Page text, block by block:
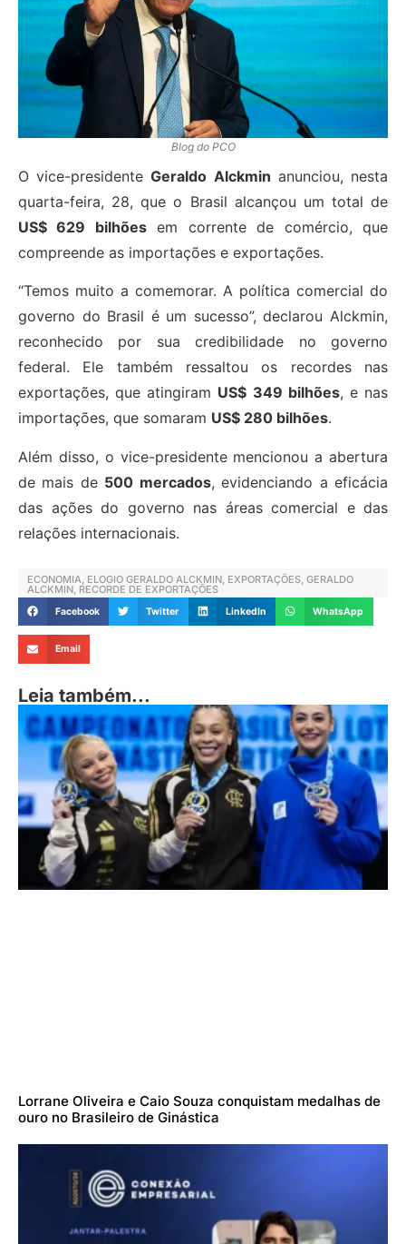
Blog do PCO
O vice-presidenteGeraldo Alckmin anunciou, nesta
quarta-feira, 28, que o Brasil alcançou um total de
US$ 629 bilhõesem corrente de comércio, que
compreende as importações e exportações.
“Temos muito a comemorar. A política comercial do
governo do Brasil é um sucesso”, declarou Alckmin,
reconhecido por sua credibilidade no governo
federal. Ele também ressaltou os recordes nas
exportações, que atingiram US$ 349 bilhões, e nas
importações, que somaram US$ 280 bilhões.
Além disso, o vice-presidente mencionou a abertura
de mais de 500 mercados, evidenciando a eficácia
das ações do governo nas áreas comercial e das
relações internacionais.
ECONOMIA ELOGIO GERALDO ALCKMIN EXPORTAÇÕES GERALDO
ALCKMIN RECORDE DE EXPORTAÇÕES
Facebook Twitter LinkedIn WhatsApp
Email
Leia também...
Lorrane Oliveira e Caio Souza conquistam medalhas de
ouro no Brasileiro de Ginástica